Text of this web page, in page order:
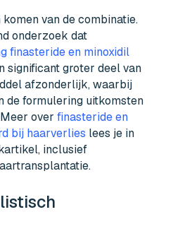
van de combinatie.
onderzoek dat
finasteride en minoxidil
significant groter deel van
afzonderlijk, waarbij
de formulering uitkomsten
overfinasteride en
bij haarverlies lees je in
inclusief